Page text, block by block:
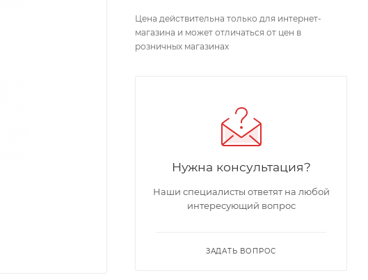
Цена действительна только для интернет-
магазина и может отличаться от цен в
розничных магазинах
Нужна консультация?
Наши специалисты ответят на любой
интересующий вопрос
ЗАДАТЬ ВОПРОС